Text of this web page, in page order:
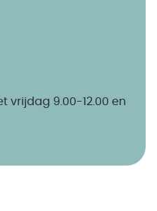
vrijdag 9.00-12.00 en